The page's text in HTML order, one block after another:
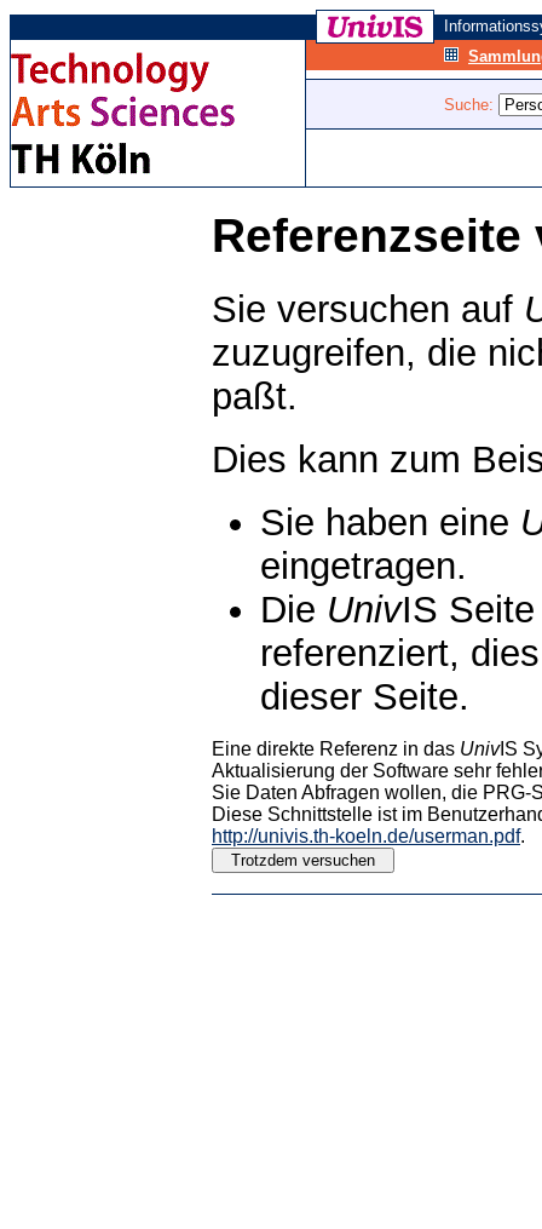
Suche:
Referenzseite
Sie versuchen auf
zuzugreifen, die
paßt.
Dies kann zum
Sie haben eine
eingetragen.
Die UnivIS
referenziert,
dieser Seite.
Eine direkte Referenz in das UnivIS
Aktualisierung der Software sehr
Sie Daten Abfragen wollen, die PRG-
Diese Schnittstelle ist im
http://univis.th-koeln.de/userman.pdf.